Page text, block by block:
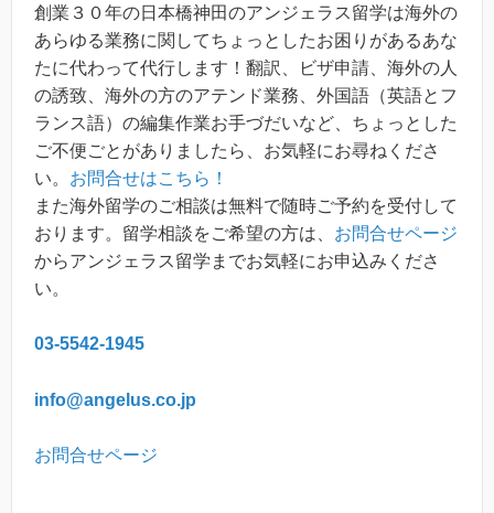
創業３０年の日本橋神田のアンジェラス留学は海外の
あらゆる業務に関してちょっとしたお困りがあるあな
たに代わって代行します！翻訳、ビザ申請、海外の人
の誘致、海外の方のアテンド業務、外国語（英語とフ
ランス語）の編集作業お手づだいなど、ちょっとした
ご不便ごとがありましたら、お気軽にお尋ねくださ
い。 お問合せはこちら！
また海外留学のご相談は無料で随時ご予約を受付して
おります。留学相談をご希望の方は、 お問合せページ
からアンジェラス留学までお気軽にお申込みくださ
い。
03-5542-1945
info@angelus.co.jp
お問合せページ